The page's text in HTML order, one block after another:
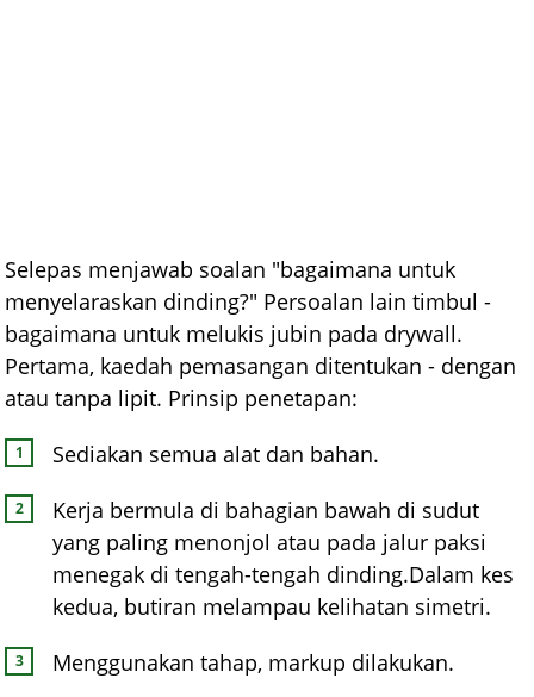
Selepas menjawab soalan "bagaimana untuk
menyelaraskan dinding?" Persoalan lain timbul -
bagaimana untuk melukis jubin pada drywall.
Pertama, kaedah pemasangan ditentukan - dengan
atau tanpa lipit. Prinsip penetapan:
Sediakan semua alat dan bahan.
Kerja bermula di bahagian bawah di sudut
yang paling menonjol atau pada jalur paksi
menegak di tengah-tengah dinding.Dalam kes
kedua, butiran melampau kelihatan simetri.
Menggunakan tahap, markup dilakukan.